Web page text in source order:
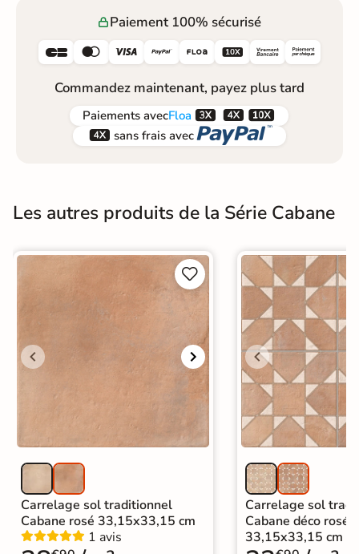
Paiement 100% sécurisé
     
Commandez maintenant, payez plus tard
Paiements avecFloa  
 sans frais avec 
Les autres produits de la Série Cabane


Carrelage sol traditionnel
Cabane rosé 33,15x33,15 cm
1 avis
Carrelage sol
Cabane déco rosé
33,15x33,15 cm